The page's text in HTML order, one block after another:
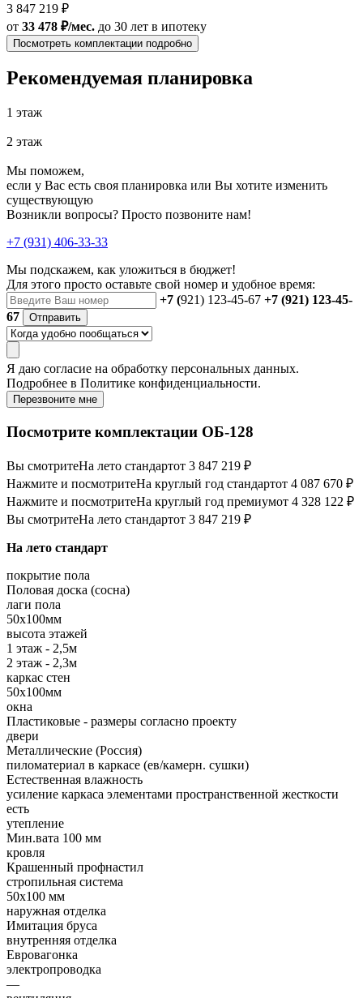
3 847 219 ₽
от 33 478 ₽/мес. до 30 лет в ипотеку
Посмотреть комплектации подробно
Рекомендуемая планировка
1 этаж
2 этаж
Мы поможем,
если у Вас есть своя планировка или Вы хотите изменить
существующую
Возникли вопросы? Просто позвоните нам!
+7 (931) 406-33-33
Мы подскажем, как уложиться в бюджет!
Для этого просто оставьте свой номер и удобное время:
+7 (921) 123-45-67 +7 (921) 123-45-
67
Отправить
Я даю согласие на обработку персональных данных.
Подробнее в Политике конфиденциальности.
Перезвоните мне
Посмотрите комплектации ОБ-128
Вы смотритеНа лето стандартот 3 847 219 ₽
Нажмите и посмотритеНа круглый год стандартот 4 087 670 ₽
Нажмите и посмотритеНа круглый год премиумот 4 328 122 ₽
Вы смотритеНа лето стандартот 3 847 219 ₽
На лето стандарт
покрытие пола
Половая доска (сосна)
лаги пола
50х100мм
высота этажей
1 этаж - 2,5м
2 этаж - 2,3м
каркас стен
50х100мм
окна
Пластиковые - размеры согласно проекту
двери
Металлические (Россия)
пиломатериал в каркасе (ев/камерн. сушки)
Естественная влажность
усиление каркаса элементами пространственной жесткости
есть
утепление
Мин.вата 100 мм
кровля
Крашенный профнастил
стропильная система
50х100 мм
наружная отделка
Имитация бруса
внутренняя отделка
Евровагонка
электропроводка
—